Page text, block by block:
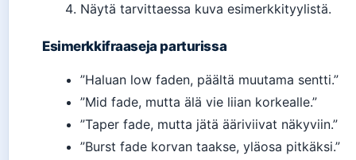
Näytä tarvittaessa kuva esimerkkityylistä.
Esimerkkifraaseja parturissa
”Haluan low faden, päältä muutama sentti.”
”Mid fade, mutta älä vie liian korkealle.”
”Taper fade, mutta jätä ääriviivat näkyviin.”
”Burst fade korvan taakse, yläosa pitkäksi.”